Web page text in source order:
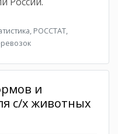
РОССТАТ,
и
с/х животных